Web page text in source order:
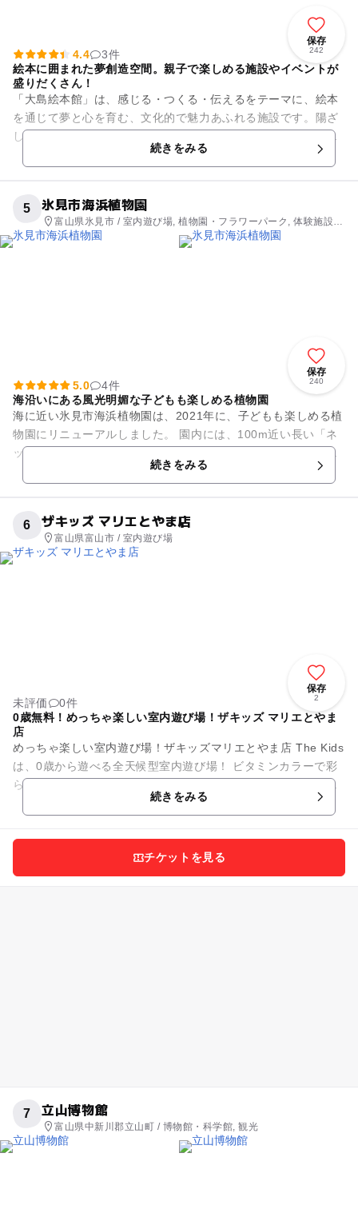
保存
242
4.4
3件
絵本に囲まれた夢創造空間。親子で楽しめる施設やイベントが
盛りだくさん！
「大島絵本館」は、感じる・つくる・伝えるをテーマに、絵本
を通じて夢と心を育む、文化的で魅力あふれる施設です。陽ざ
しが明るくふりそそぐ、船をイメージした空間には、赤ちゃん
からお年寄りまでが楽しめる...続きをみる
5 氷見市海浜植物園
富山県氷見市 / 室内遊び場, 植物園・フラワーパーク, 体験施設,
公園・総合公園, 自然体験・アクティビティ
保存
240
5.0
4件
海沿いにある風光明媚な子どもも楽しめる植物園
海に近い氷見市海浜植物園は、2021年に、子どもも楽しめる植
物園にリニューアルしました。 園内には、100m近い長い「ネ
ット遊具」や大きな「ふわふわドーム」、木に触れながら遊ん
続きをみる
6 ザキッズ マリエとやま店
富山県富山市 / 室内遊び場
保存
2
未評価
0件
0歳無料！めっちゃ楽しい室内遊び場！ザキッズ マリエとやま
店
めっちゃ楽しい室内遊び場！ザキッズマリエとやま店 The Kids
は、0歳から遊べる全天候型室内遊び場！ ビタミンカラーで彩
られた施設内には、幼児から小学生の子供がワクワクする遊び
続きをみる
チケットを見る
7 立山博物館
富山県中新川郡立山町 / 博物館・科学館, 観光